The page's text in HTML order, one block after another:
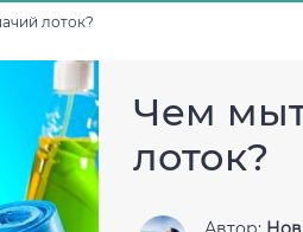
лоток?
Чем
лоток?